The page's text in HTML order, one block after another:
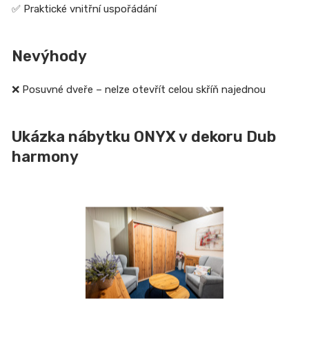
✅ Praktické vnitřní uspořádání
Nevýhody
❌ Posuvné dveře – nelze otevřít celou skříň najednou
Ukázka nábytku ONYX v dekoru Dub
harmony